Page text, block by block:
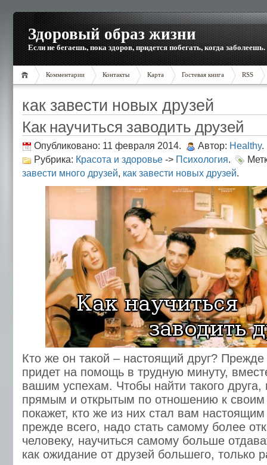
Здоровый образ жизни
Если не бегаешь, пока здоров, придется побегать, когда заболеешь.
Комментарии Контакты Карта Гостевая книга RSS
как завести новых друзей
Как научиться заводить друзей
Опубликовано: 11 февраля 2014. Автор: Healthy.
Рубрика: Красота и здоровье -> Психология.
завести много друзей, как завести новых друзей.
Кто же он такой – настоящий друг? Прежде
придет на помощь в трудную минуту,
вашим успехам. Чтобы найти такого
прямым и открытым по отношению к
покажет, кто же из них стал вам
прежде всего, надо стать самому более
человеку, научиться самому больше
как ожидание от друзей большего, только